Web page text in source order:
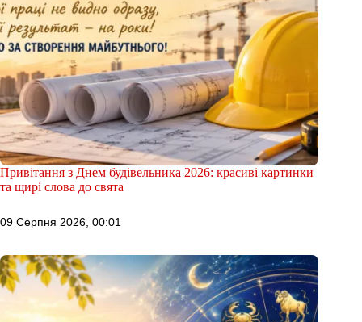
Привітання з Днем будівельника 2026: красиві картинки
та щирі слова до свята
09 Серпня 2026, 00:01